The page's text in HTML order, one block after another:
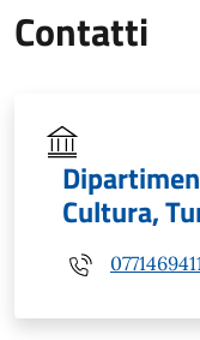
Contatti
Cultura,